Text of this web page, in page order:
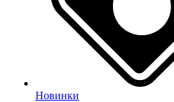
Новинки